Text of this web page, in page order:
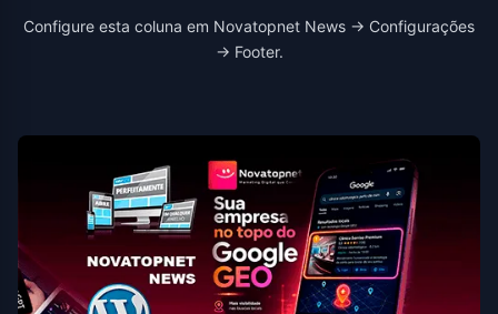
Configure esta coluna em Novatopnet News → Configurações
→ Footer.